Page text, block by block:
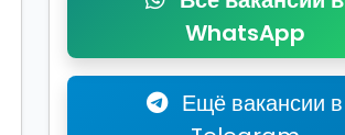
WhatsApp
Ещё вакансии в